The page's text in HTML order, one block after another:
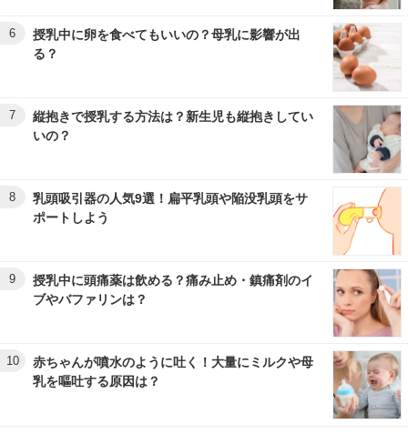
6
授乳中に卵を食べてもいいの？母乳に影響が出
る？
7
縦抱きで授乳する方法は？新生児も縦抱きしてい
いの？
8
乳頭吸引器の人気9選！扁平乳頭や陥没乳頭をサ
ポートしよう
9
授乳中に頭痛薬は飲める？痛み止め・鎮痛剤のイ
ブやバファリンは？
10
赤ちゃんが噴水のように吐く！大量にミルクや母
乳を嘔吐する原因は？